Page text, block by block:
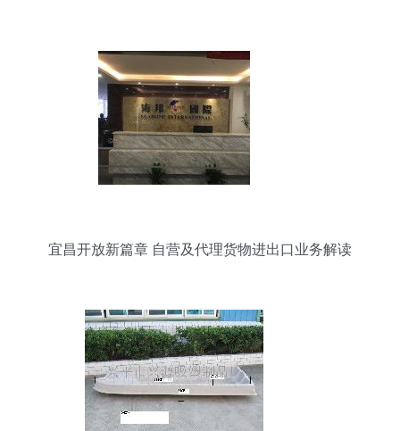
宜昌开放新篇章 自营及代理货物进出口业务解读